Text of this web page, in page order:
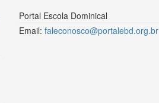
Portal Escola Dominical
Email: faleconosco@portalebd.org.br